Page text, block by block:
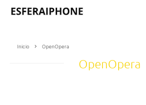
Inicio OpenOpera
OpenOpera